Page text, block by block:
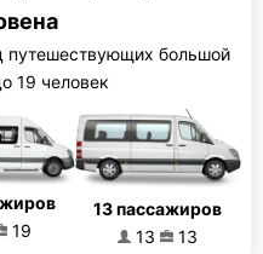
путешествующих большой
19 человек
19
13 пассажиров
13
13